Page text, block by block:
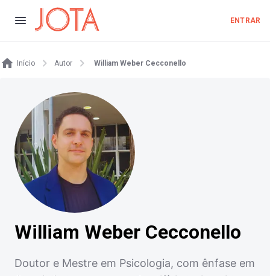
ENTRAR
Início Autor William Weber Cecconello
William Weber Cecconello
Doutor e Mestre em Psicologia, com ênfase em